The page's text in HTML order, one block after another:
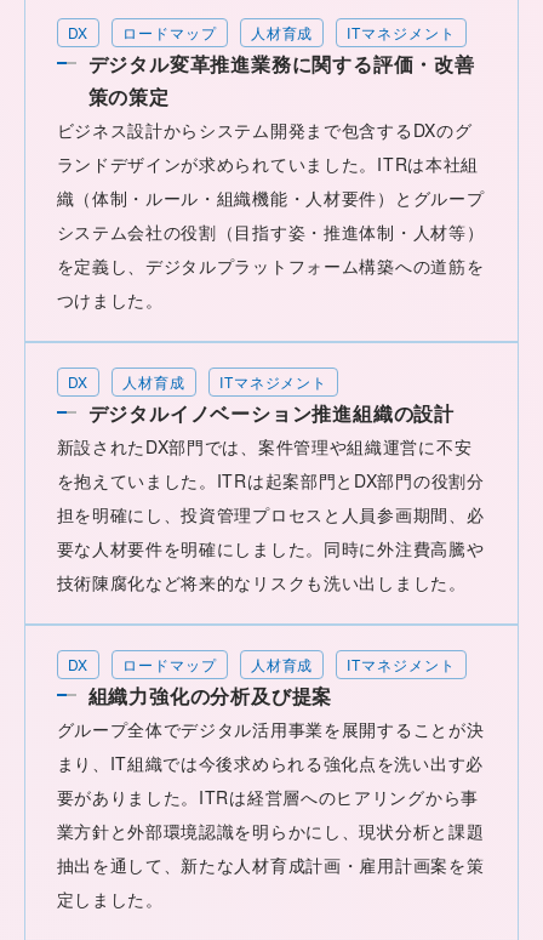
DX ロードマップ 人材育成 ITマネジメント
デジタル変革推進業務に関する評価・改善
策の策定
ビジネス設計からシステム開発まで包含するDXのグ
ランドデザインが求められていました。ITRは本社組
織（体制・ルール・組織機能・人材要件）とグループ
システム会社の役割（目指す姿・推進体制・人材等）
を定義し、デジタルプラットフォーム構築への道筋を
つけました。
DX 人材育成 ITマネジメント
デジタルイノベーション推進組織の設計
新設されたDX部門では、案件管理や組織運営に不安
を抱えていました。ITRは起案部門とDX部門の役割分
担を明確にし、投資管理プロセスと人員参画期間、必
要な人材要件を明確にしました。同時に外注費高騰や
技術陳腐化など将来的なリスクも洗い出しました。
DX ロードマップ 人材育成 ITマネジメント
組織力強化の分析及び提案
グループ全体でデジタル活用事業を展開することが決
まり、IT組織では今後求められる強化点を洗い出す必
要がありました。ITRは経営層へのヒアリングから事
業方針と外部環境認識を明らかにし、現状分析と課題
抽出を通して、新たな人材育成計画・雇用計画案を策
定しました。